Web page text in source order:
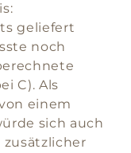
geliefert
noch
C). Als
einem
sich auch